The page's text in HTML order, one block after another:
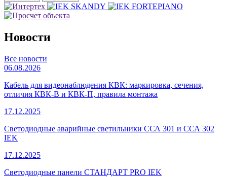
Новости
Все новости
06.08.2026
Кабель для видеонаблюдения КВК: маркировка, сечения,
отличия КВК-В и КВК-П, правила монтажа
17.12.2025
Светодиодные аварийные светильники ССА 301 и ССА 302
IEK
17.12.2025
Светодиодные панели СТАНДАРТ PRO IEK